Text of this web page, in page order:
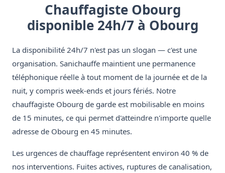
Chauffagiste Obourg
disponible 24h/7 à Obourg
La disponibilité 24h/7 n'est pas un slogan — c'est une
organisation. Sanichauffe maintient une permanence
téléphonique réelle à tout moment de la journée et de la
nuit, y compris week-ends et jours fériés. Notre
chauffagiste Obourg de garde est mobilisable en moins
de 15 minutes, ce qui permet d'atteindre n'importe quelle
adresse de Obourg en 45 minutes.
Les urgences de chauffage représentent environ 40 % de
nos interventions. Fuites actives, ruptures de canalisation,